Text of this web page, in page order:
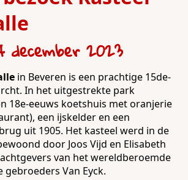
december 2023
in Beveren is een prachtige 15de-
In het uitgestrekte park
18e-eeuws koetshuis met oranjerie
een ijskelder en een
uit 1905. Het kasteel werd in de
door Joos Vijd en Elisabeth
van het wereldberoemde
gebroeders Van Eyck.